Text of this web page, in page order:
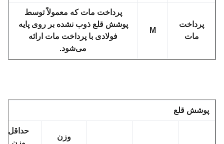
پرداخت
پرداخت مات که معمولاً توسط
پوشش قلع ذوب نشده بر روی پایه
فولادی با پرداخت مات ارائه
می‌شود.
قلع
حداقل